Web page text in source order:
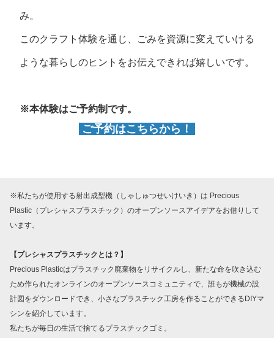
み。
このクラフト体験を通じ、ごみを資源に変えていける
ような暮らしのヒントをお伝えできれば嬉しいです。
※本体験はご予約制です。
ご予約はこちらから！
※私たちが使用する射出成型機（しゃしゅつせいけいき）は Precious
Plastic（プレシャスプラスチック）のオープンソースアイデアをお借りして
います。
【プレシャスプラスチックとは？】
Precious Plasticはプラスチック廃棄物をリサイクルし、新たな命を吹き込む
ため作られたオンラインのオープンソースコミュニティで、誰もが機械の設
計図をダウンロードでき、小さなプラスチック工房を作ることができるDIYマ
シンを紹介しています。
私たちが毎日の生活で捨てるプラスチックゴミ。